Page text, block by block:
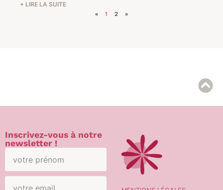
+ LIRE LA SUITE
« 1 2 »
Inscrivez-vous à notre
newsletter !